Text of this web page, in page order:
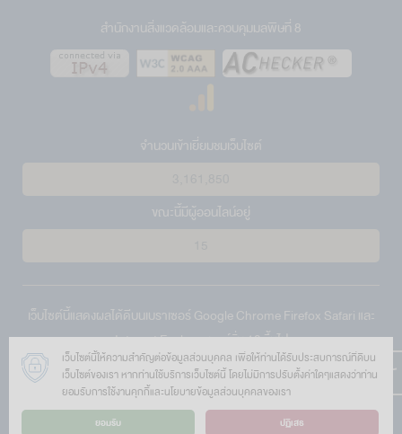
สำนักงานสิ่งแวดล้อมและควบคุมมลพิษที่ 8
จำนวนเข้าเยี่ยมชมเว็บไซต์
ขณะนี้มีผู้ออนไลน์อยู่
เว็บไซต์นี้แสดงผลได้ดีบนเบราเซอร์ Google ChromeFirefox Safari และ
Internet Explorerเวอร์ชั่น 10 ขึ้นไป
© 2559 สงวนลิขสิทธิ์ตามพระราชบัญญัติลิขสิทธิ์โดย สำนักงานสิ่ง
แวดล้อมและควบคุมมลพิษที่ 8
126 ถนนสมบูรณ์กุล ตำบลหน้าเมือง อำเภอเมือง จังหวัดราชบุรี 70000
เว็บไซต์นี้ให้ความสำคัญต่อข้อมูลส่วนบุคคล เพื่อให้ท่านได้รับประสบการณ์ที่ดีบน
เว็บไซต์ของเรา หากท่านใช้บริการเว็บไซต์นี้ โดยไม่มีการปรับตั้งค่าใดๆแสดงว่าท่าน
ยอมรับการใช้งานคุกกี้และนโยบายข้อมูลส่วนบุคคลของเรา
ยอมรับ ปฏิเสธ